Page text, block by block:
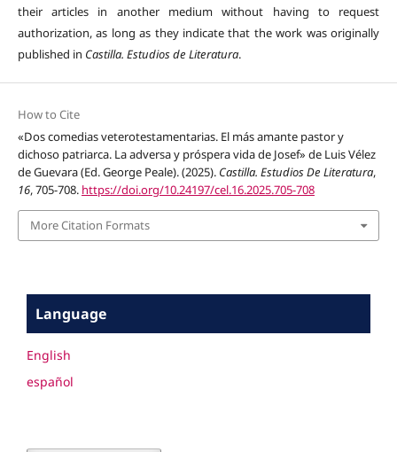
their articles in another medium without having to request
authorization, as long as they indicate that the work was originally
published in Castilla. Estudios de Literatura.
How to Cite
«Dos comedias veterotestamentarias. El más amante pastor y
dichoso patriarca. La adversa y próspera vida de Josef» de Luis Vélez
de Guevara (Ed. George Peale). (2025). Castilla. Estudios De Literatura,
16, 705-708. https://doi.org/10.24197/cel.16.2025.705-708
More Citation Formats
Language
English
español